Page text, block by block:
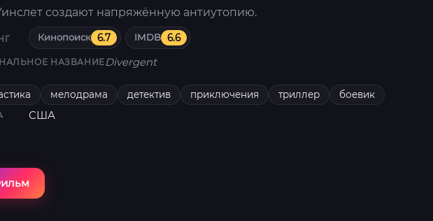
создают напряжённую антиутопию.
Кинопоиск 6.7 IMDB 6.6
НАЗВАНИЕDivergent
мелодрама детектив приключения триллер боевик
США